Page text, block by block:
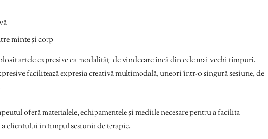
minte și corp
artele expresive ca modalități de vindecare încă din cele mai vechi timpuri.
facilitează expresia creativă multimodală, uneori într-o singură sesiune, de
oferă materialele, echipamentele și mediile necesare pentru a facilita
clientului în timpul sesiunii de terapie.